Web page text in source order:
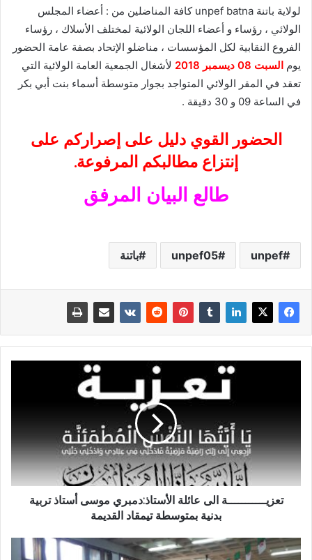
لولاية باتنة unpef batna كافة المناضلين من : أعضاء المجلس
الولائي ، رؤساء و أعضاء اللجان الولائية لمختلف الأسلاك ، رؤساء
الفروع النقابية لكل المؤسسات ، مناضلو الإتحاد بصفة عامة الحضور
يوم السبت 08 ديسمبر 2018
لأشغال الجمعية العامة الولائية التي
تعقد في المقر الولائي المتواجد بجوار متوسطة أسماء بنت أبي بكر
في الساعة 09 و 30 دقيقة .
الحضور القوي دليل على إصراركم على
إنتزاع مطالبكم المرفوعة.
طالع البيان المرفق
unpef
unpef05 باتنة
تعزيـــــــــــة الى عائلة الأستاذ:دمبري موسى أستاذ تربية
بدنية بمتوسطة تيمقاد القديمة